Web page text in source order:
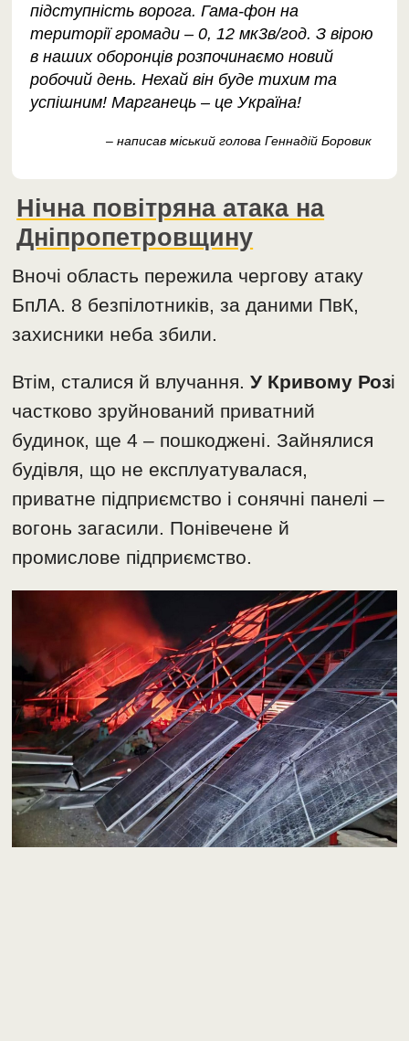
підступність ворога. Гама-фон на
території громади – 0, 12 мк3в/год. З вірою
в наших оборонців розпочинаємо новий
робочий день. Нехай він буде тихим та
успішним! Марганець – це Україна!
– написав міський голова Геннадій Боровик
Нічна повітряна атака на
Дніпропетровщину
Вночі область пережила чергову атаку
БпЛА. 8 безпілотників, за даними ПвК,
захисники неба збили.
Втім, сталися й влучання. У Кривому Розі
частково зруйнований приватний
будинок, ще 4 – пошкоджені. Зайнялися
будівля, що не експлуатувалася,
приватне підприємство і сонячні панелі –
вогонь загасили. Понівечене й
промислове підприємство.